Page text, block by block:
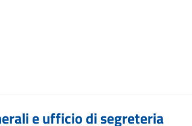
e ufficio di segreteria